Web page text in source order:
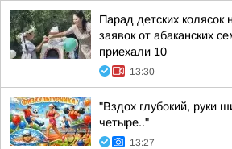
Парад детских колясок
заявок от абаканских
приехали 10
13:30
"Вздох глубокий, руки
четыре.."
13:27